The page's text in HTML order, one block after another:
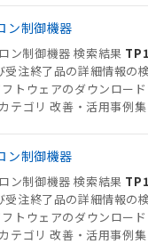
ン制御機器
ン制御機器 検索結果
受注終了品の詳細情報の
トウェアのダウンロー
テゴリ 改善・活用事例
ン制御機器
ン制御機器 検索結果
受注終了品の詳細情報の
トウェアのダウンロー
テゴリ 改善・活用事例